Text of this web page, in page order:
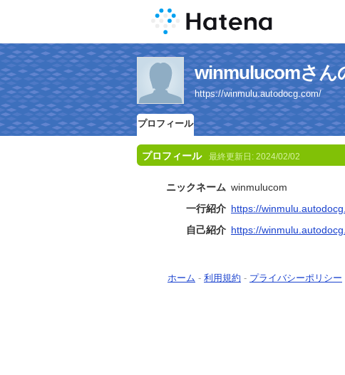
winmulucomさん
https://winmulu.autodocg.com/
プロフィール
プロフィール 最終更新日: 2024/02/02
ニックネーム winmulucom
一行紹介 https://
自己紹介 https://
ホーム - 利用規約 - プライバシーポリシー